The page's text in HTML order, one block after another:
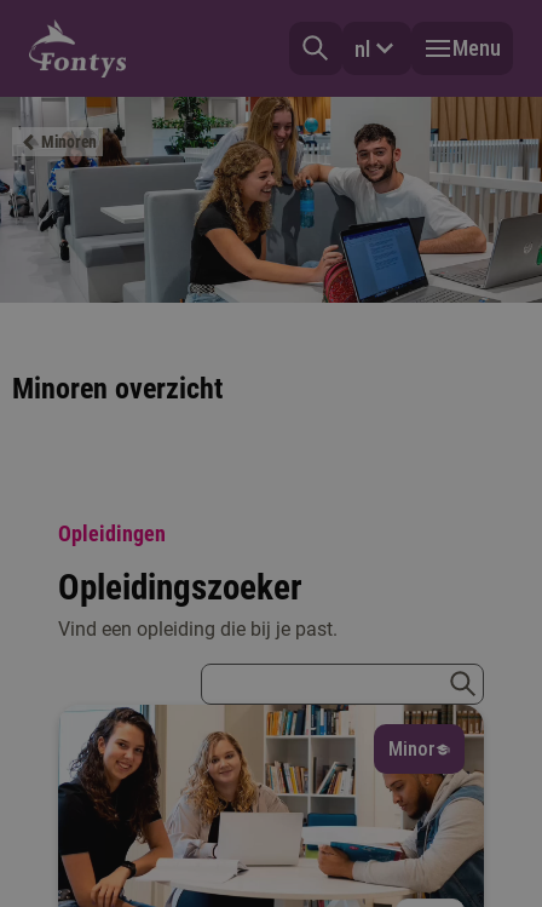
nl Menu
Minoren
Minoren overzicht
Ik wil iets met...
Selecteer
Opleidingen
Opleidingszoeker
Vind een opleiding die bij je past.
zoekterm
zoeken
Minor